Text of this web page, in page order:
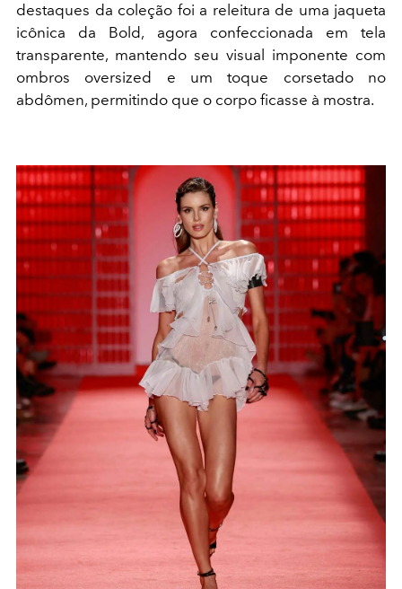
destaques da coleção foi a releitura de uma jaqueta
icônica da Bold, agora confeccionada em tela
transparente, mantendo seu visual imponente com
ombros oversized e um toque corsetado no
abdômen, permitindo que o corpo ficasse à mostra.